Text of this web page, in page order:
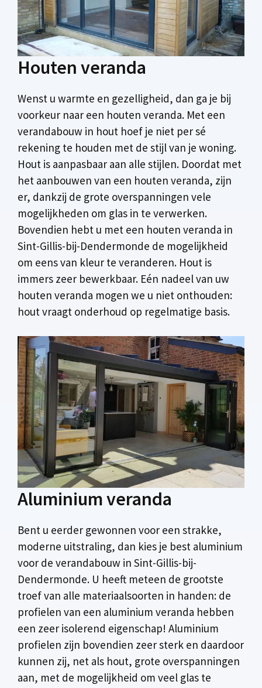
Houten veranda
Wenst u warmte en gezelligheid, dan ga je bij
voorkeur naar een houten veranda. Met een
verandabouw in hout hoef je niet per sé
rekening te houden met de stijl van je woning.
Hout is aanpasbaar aan alle stijlen. Doordat met
het aanbouwen van een houten veranda, zijn
er, dankzij de grote overspanningen vele
mogelijkheden om glas in te verwerken.
Bovendien hebt u met een houten veranda in
Sint-Gillis-bij-Dendermonde de mogelijkheid
om eens van kleur te veranderen. Hout is
immers zeer bewerkbaar. Eén nadeel van uw
houten veranda mogen we u niet onthouden:
hout vraagt onderhoud op regelmatige basis.
Aluminium veranda
Bent u eerder gewonnen voor een strakke,
moderne uitstraling, dan kies je best aluminium
voor de verandabouw in Sint-Gillis-bij-
Dendermonde. U heeft meteen de grootste
troef van alle materiaalsoorten in handen: de
profielen van een aluminium veranda hebben
een zeer isolerend eigenschap! Aluminium
profielen zijn bovendien zeer sterk en daardoor
kunnen zij, net als hout, grote overspanningen
aan, met de mogelijkheid om veel glas te